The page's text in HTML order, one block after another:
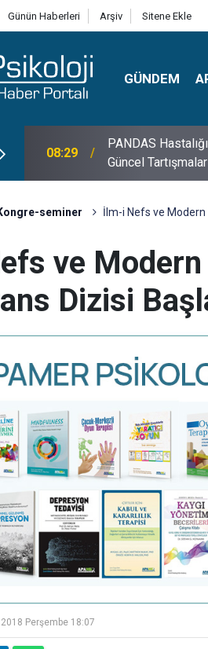
Günün Haberleri Arşiv Sitene Ekle
GÜNDEM
ve
10:30 10 Mayıs
seminer İlm-i Nefs ve Modern
ve
Dizisi
Perşembe 18:07